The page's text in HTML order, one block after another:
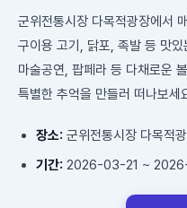
군위전통시장 다목적광장에서
구이용 고기, 닭포, 족발 등 맛
마술공연, 팝페라 등 다채로운
특별한 추억을 만들러 떠나보세
장소: 군위전통시장 다목적
기간: 2026-03-21 ~